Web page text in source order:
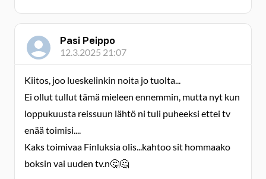
Pasi Peippo
12.3.2025 21:07
Kiitos, joo lueskelinkin noita jo tuolta...
Ei ollut tullut tämä mieleen ennemmin, mutta nyt kun
loppukuusta reissuun lähtö ni tuli puheeksi ettei tv
enää toimisi....
Kaks toimivaa Finluksia olis...kahtoo sit hommaako
boksin vai uuden tv.n🤔🤔